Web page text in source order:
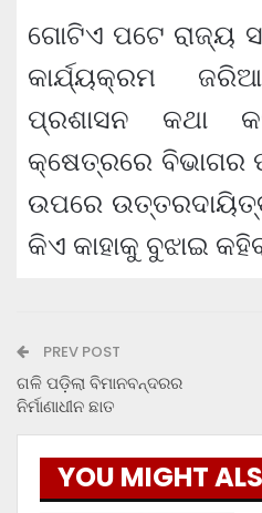
ଗୋଟିଏ ପଟେ ରାଜ୍ୟ
କାର୍ଯ୍ୟକ୍ରମ
ପ୍ରଶାସନ କଥା
କ୍ଷେତ୍ରରେ ବିଭାଗର
ଉପରେ
କିଏ କାହାକୁ ବୁଝାଇ
PREV POST
ଗଳି ପଡ଼ିଲା ବିମାନବନ୍ଦରର
ନିର୍ମାଣାଧୀନ ଛାତ
YOU MIGHT